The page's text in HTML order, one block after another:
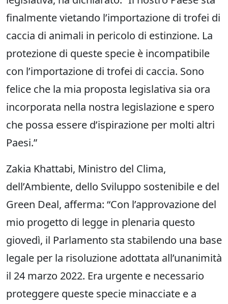
finalmente vietando l’importazione di trofei di
caccia di animali in pericolo di estinzione. La
protezione di queste specie è incompatibile
con l’importazione di trofei di caccia. Sono
felice che la mia proposta legislativa sia ora
incorporata nella nostra legislazione e spero
che possa essere d’ispirazione per molti altri
Paesi.”
Zakia Khattabi, Ministro del Clima,
dell’Ambiente, dello Sviluppo sostenibile e del
Green Deal, afferma: “Con l’approvazione del
mio progetto di legge in plenaria questo
giovedì, il Parlamento sta stabilendo una base
legale per la risoluzione adottata all’unanimità
il 24 marzo 2022. Era urgente e necessario
proteggere queste specie minacciate e a